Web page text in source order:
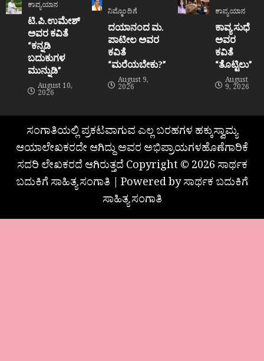
ಕಾವ್ಯಯಾನ
ಟಿ.ಪಿ.ಉಮೇಶ್
ಅವರ ಕವಿತೆ
“ಕನ್ನಡಿ
ಬದುಕುಗಳ
ಮುನ್ನುಡಿ”
August 10,
2026
ನಿಮ್ಮೊಂದಿಗೆ
ದಯಾನಂದ ಮ.
ಪಾಟೀಲ ಅವರ
ಕವಿತೆ
“ಮರೆಯಬೇಕು?”
August 9,
2026
ಕಾವ್ಯಯಾನ
ಕಾವ್ಯ ಸುಧೆ
ಅವರ
ಕವಿತೆ
“ತೊಟ್ಟಿಲು”
August
9, 2026
ಸಂಗಾತಿಯಲ್ಲಿ ಪ್ರಕಟವಾಗುವ ಎಲ್ಲ ಬರಹಗಳ ಹಕ್ಕುಸ್ವಾಮ್ಯ
ಆಯಾಲೇಖಕರದೇ ಆಗಿದ್ದು ಅವರ ಅಭಿಪ್ರಾಯಗಳಹೊಣೆಗಾರಿಕೆ
ಸದರಿ ಲೇಖಕರದೆ ಆಗಿರುತ್ತದೆ Copyright © 2026 ಸಾರ್ಥಕ
ಬದುಕಿಗೆ ಸಾಹಿತ್ಯ ಸಂಗಾತಿ | Powered by ಸಾರ್ಥಕ ಬದುಕಿಗೆ
ಸಾಹಿತ್ಯ ಸಂಗಾತಿ